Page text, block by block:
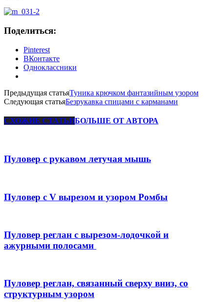
Поделиться:
Pinterest
ВКонтакте
Одноклассники
Предыдущая статьяТуника крючком фантазийным узором
Следующая статьяБезрукавка спицами с карманами
СХОЖИЕ СТАТЬИБОЛЬШЕ ОТ АВТОРА
Пуловер с рукавом летучая мышь
Пуловер с V вырезом и узором Ромбы
Пуловер реглан с вырезом-лодочкой и
ажурными полосами
Пуловер реглан, связанный сверху вниз, со
структурным узором